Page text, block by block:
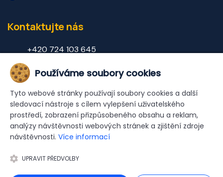
Kontaktujte nás
+420 724 103 645
info@vyskoveprace.cz
Přijedeme za vámi, stačí se domluvit
Copyright © 2026 Výškové práce Plzeň. Všechna práva
Používáme soubory cookies
Tyto webové stránky používají soubory cookies a další
sledovací nástroje s cílem vylepšení uživatelského
prostředí, zobrazení přizpůsobeného obsahu a reklam,
analýzy návštěvnosti webových stránek a zjištění zdroje
návštěvnosti. Více informací
UPRAVIT PŘEDVOLBY